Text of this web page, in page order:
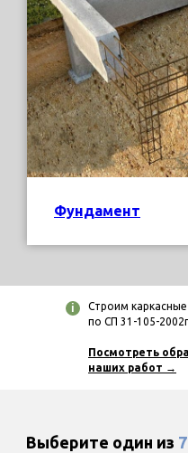
Фундамент
Строим
по СП 31-105-
Посмотреть
наших работ →
i
Выберите один из